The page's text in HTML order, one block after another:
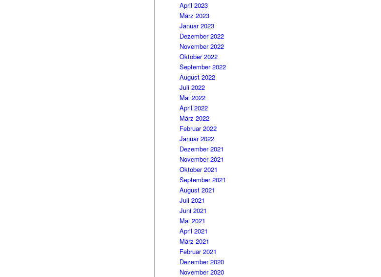
April 2023
März 2023
Januar 2023
Dezember 2022
November 2022
Oktober 2022
September 2022
August 2022
Juli 2022
Mai 2022
April 2022
März 2022
Februar 2022
Januar 2022
Dezember 2021
November 2021
Oktober 2021
September 2021
August 2021
Juli 2021
Juni 2021
Mai 2021
April 2021
März 2021
Februar 2021
Dezember 2020
November 2020